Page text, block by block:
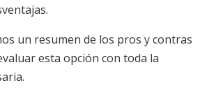
un resumen de los pros y contras
esta opción con toda la